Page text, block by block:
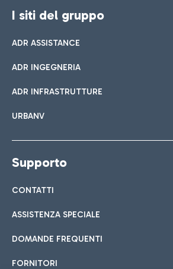
I siti del gruppo
ADR ASSISTANCE
ADR INGEGNERIA
ADR INFRASTRUTTURE
URBANV
Supporto
CONTATTI
ASSISTENZA SPECIALE
DOMANDE FREQUENTI
FORNITORI